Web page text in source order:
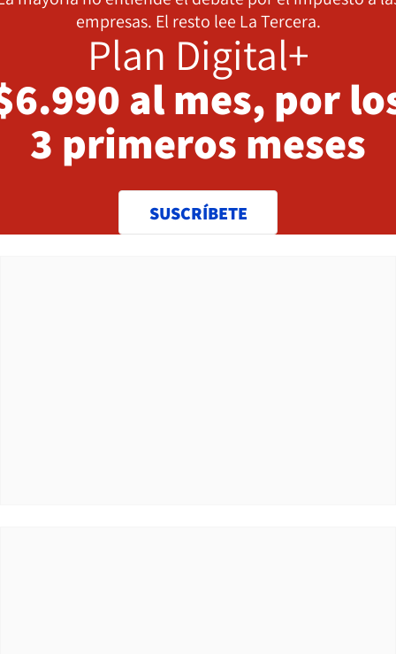
empresas. El resto lee La Tercera.
Plan Digital+
al mes, por
3 primeros meses
SUSCRÍBETE